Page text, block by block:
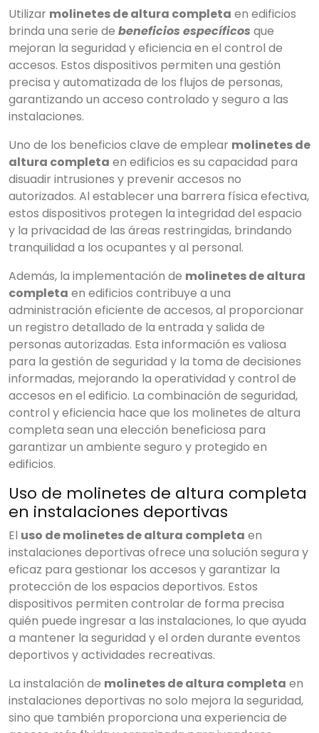
Utilizar molinetes de altura completa en edificios
brinda una serie de beneficios específicos que
mejoran la seguridad y eficiencia en el control de
accesos. Estos dispositivos permiten una gestión
precisa y automatizada de los flujos de personas,
garantizando un acceso controlado y seguro a las
instalaciones.
Uno de los beneficios clave de emplear molinetes de
altura completa en edificios es su capacidad para
disuadir intrusiones y prevenir accesos no
autorizados. Al establecer una barrera física efectiva,
estos dispositivos protegen la integridad del espacio
y la privacidad de las áreas restringidas, brindando
tranquilidad a los ocupantes y al personal.
Además, la implementación de molinetes de altura
completa en edificios contribuye a una
administración eficiente de accesos, al proporcionar
un registro detallado de la entrada y salida de
personas autorizadas. Esta información es valiosa
para la gestión de seguridad y la toma de decisiones
informadas, mejorando la operatividad y control de
accesos en el edificio. La combinación de seguridad,
control y eficiencia hace que los molinetes de altura
completa sean una elección beneficiosa para
garantizar un ambiente seguro y protegido en
edificios.
Uso de molinetes de altura completa
en instalaciones deportivas
El uso de molinetes de altura completa en
instalaciones deportivas ofrece una solución segura y
eficaz para gestionar los accesos y garantizar la
protección de los espacios deportivos. Estos
dispositivos permiten controlar de forma precisa
quién puede ingresar a las instalaciones, lo que ayuda
a mantener la seguridad y el orden durante eventos
deportivos y actividades recreativas.
La instalación de molinetes de altura completa en
instalaciones deportivas no solo mejora la seguridad,
sino que también proporciona una experiencia de